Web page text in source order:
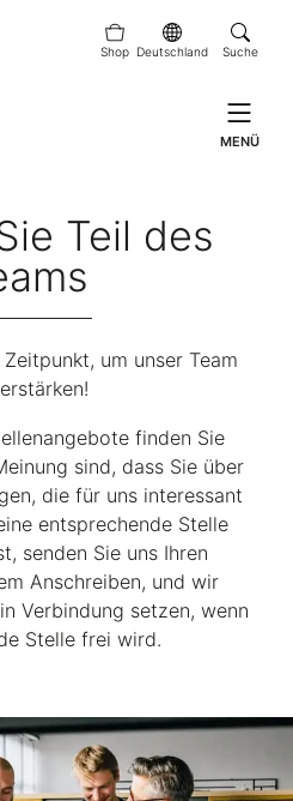
Shop Deutschland Suche
MENÜ
Teil des
um unser Team
finden Sie
sind, dass Sie über
die für uns interessant
entsprechende Stelle
senden Sie uns Ihren
Anschreiben, und wir
Verbindung setzen, wenn
Stelle frei wird.